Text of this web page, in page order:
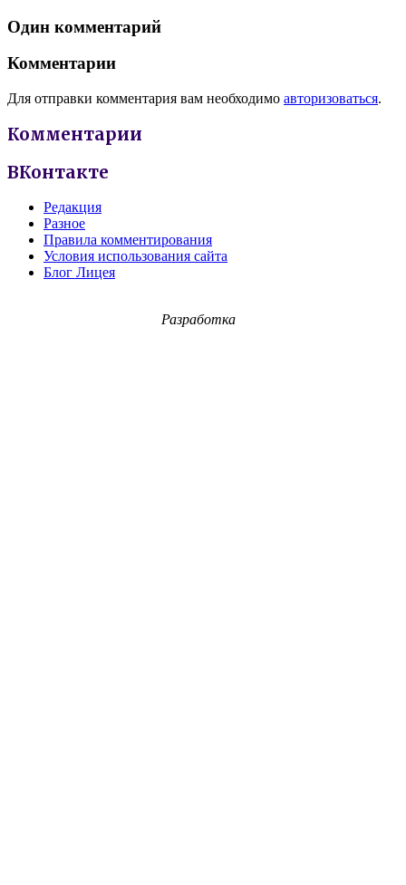
Один комментарий
Комментарии
Для отправки комментария вам необходимо авторизоваться.
Комментарии
ВКонтакте
Редакция
Разное
Правила комментирования
Условия использования сайта
Блог Лицея
Разработка